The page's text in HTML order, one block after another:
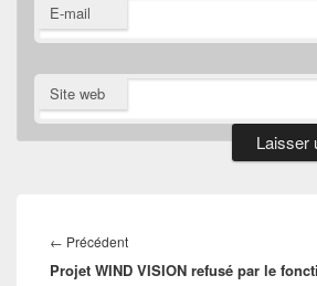
E-mail
Site web
de
l’article
← Précédent
précédent :
Projet WIND VISION refusé par le